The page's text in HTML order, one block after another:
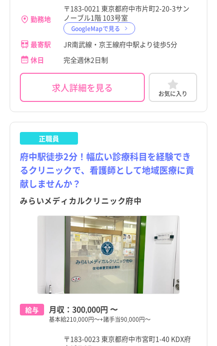
勤務地
〒183-0021 東京都府中市片町2-20-3サン
ノーブル1階 103号室
GoogleMapで見る
最寄駅
JR南武線・京王線府中駅より徒歩5分
休日
完全週休2日制
求人詳細を見る お気に入り
正職員
府中駅徒歩2分！幅広い診療科目を経験でき
るクリニックで、看護師として地域医療に貢
献しませんか？
みらいメディカルクリニック府中
給与 月収： 300,000円 〜
基本給210,000円～+諸手当90,000円～
〒183-0023 東京都府中市宮町1-40 KDX府